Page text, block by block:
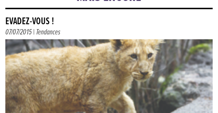
ÉVADEZ-VOUS !
07/07/2015 |Tendances